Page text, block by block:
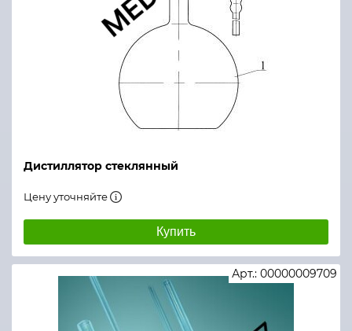
Дистиллятор стеклянный
Цену уточняйте
Купить
Арт.: 00000009709